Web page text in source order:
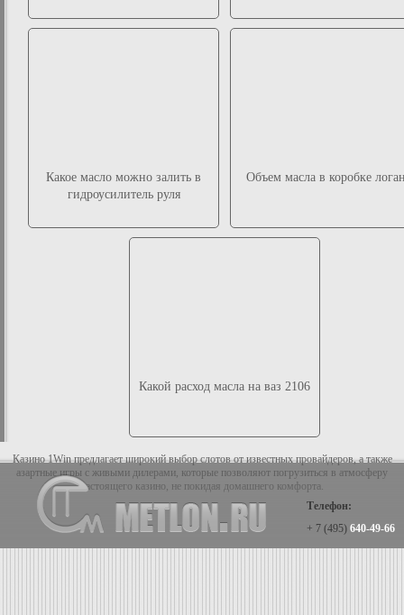
Какое масло можно залить в
гидроусилитель руля
Объем масла в коробке
Какой расход масла на ваз 2106
Казино 1Win предлагает широкий выбор слотов от известных провайдеров, а также
азартные игры с живыми дилерами, которые позволяют погрузиться в атмосферу
настоящего казино, не покидая домашнего комфорта.
Телефон:
+ 7 (495) 640-49-66